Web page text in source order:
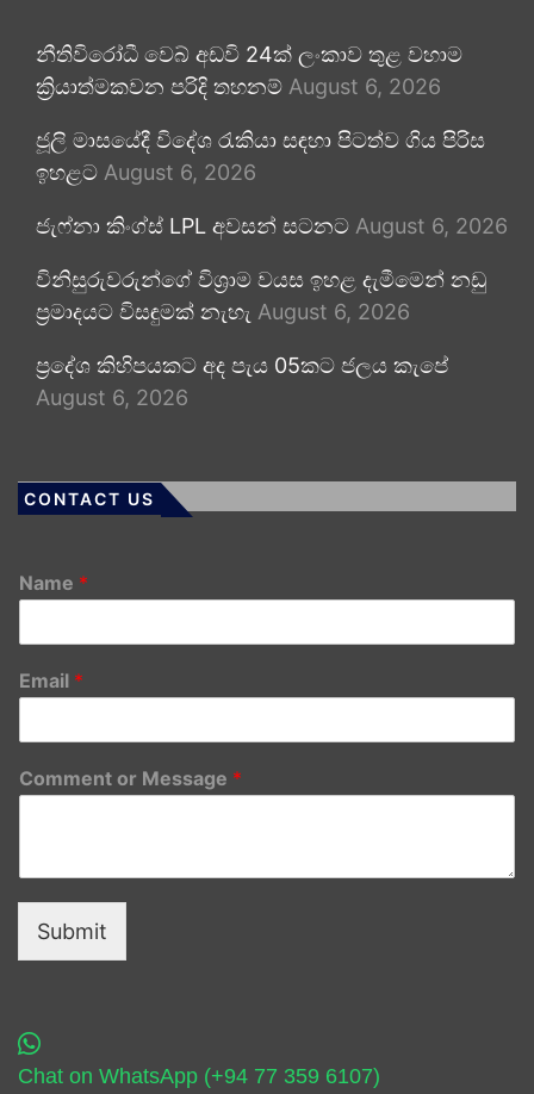
නීතිවිරෝධී වෙබ් අඩවි 24ක් ලංකාව තුළ වහාම
ක්‍රියාත්මකවන පරිදි තහනම් August 6, 2026
ජූලි මාසයේදී විදේශ රැකියා සඳහා පිටත්ව ගිය පිරිස
ඉහළට August 6, 2026
ජැෆ්නා කිංග්ස් LPL අවසන් සටනට August 6, 2026
විනිසුරුවරුන්ගේ විශ්‍රාම වයස ඉහළ දැමීමෙන් නඩු
ප්‍රමාදයට විසඳුමක් නැහැ August 6, 2026
ප්‍රදේශ කිහිපයකට අද පැය 05කට ජලය කැපේ
August 6, 2026
CONTACT US
Name *
Email *
Comment or Message *
Submit
Chat on WhatsApp (+94 77 359 6107)